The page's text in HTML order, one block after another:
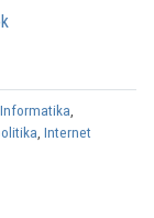
Informatika,
, Internet